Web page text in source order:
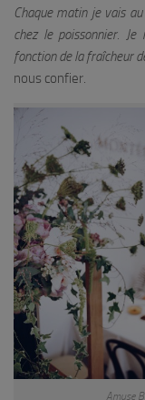
Chaque matin je vais
chez le poissonnier.
fonction de la fraîcheur
nous confier.
Amuse